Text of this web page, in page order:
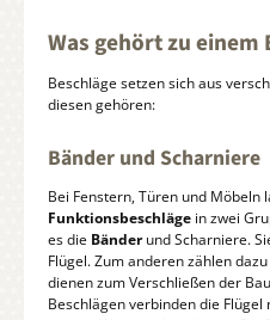
Was gehört zu einem
Beschläge setzen sich aus
diesen gehören:
Bänder und Scharniere
Bei Fenstern, Türen und Möbeln
Funktionsbeschläge in zwei
es die Bänderund Scharniere.
Flügel. Zum anderen zählen dazu
dienen zum Verschließen der
Beschlägen verbinden die